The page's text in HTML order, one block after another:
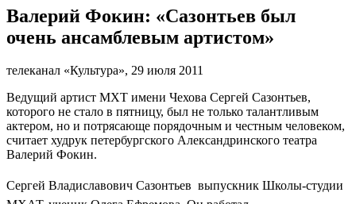
Валерий Фокин: «Сазонтьев был
очень ансамблевым артистом»
телеканал «Культура», 29 июля 2011
Ведущий артист МХТ имени Чехова Сергей Сазонтьев,
которого не стало в пятницу, был не только талантливым
актером, но и потрясающе порядочным и честным человеком,
считает худрук петербургского Александринского театра
Валерий Фокин.
Сергей Владиславович Сазонтьев  выпускник Школы-студии